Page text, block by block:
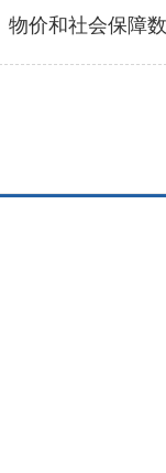
价和社会保障